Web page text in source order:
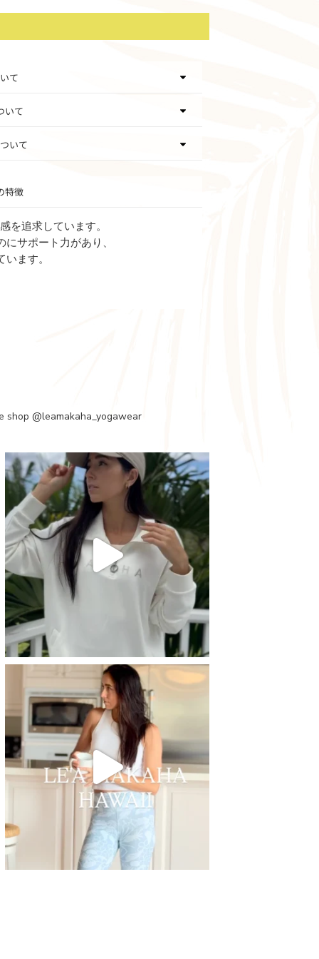
て
いて
いて
特徴
を追求しています。
サポート力があり、
ます。
shop @leamakaha_yogawear